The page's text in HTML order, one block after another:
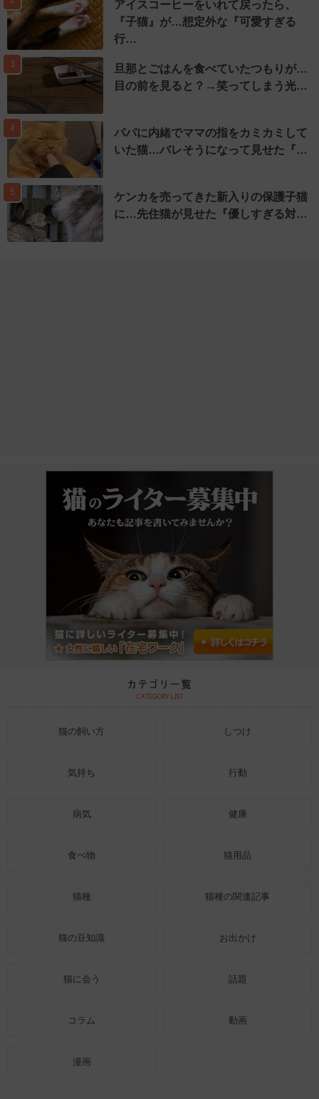
アイスコーヒーをいれて戻ったら、
『子猫』が…想定外な『可愛すぎる
行…
3
旦那とごはんを食べていたつもりが…
目の前を見ると？→笑ってしまう光…
4
パパに内緒でママの指をカミカミして
いた猫…バレそうになって見せた『…
5
ケンカを売ってきた新入りの保護子猫
に…先住猫が見せた『優しすぎる対…
猫の飼い方 しつけ
気持ち 行動
病気 健康
食べ物 猫用品
猫種 猫種の関連記事
猫の豆知識 お出かけ
猫に会う 話題
コラム 動画
漫画